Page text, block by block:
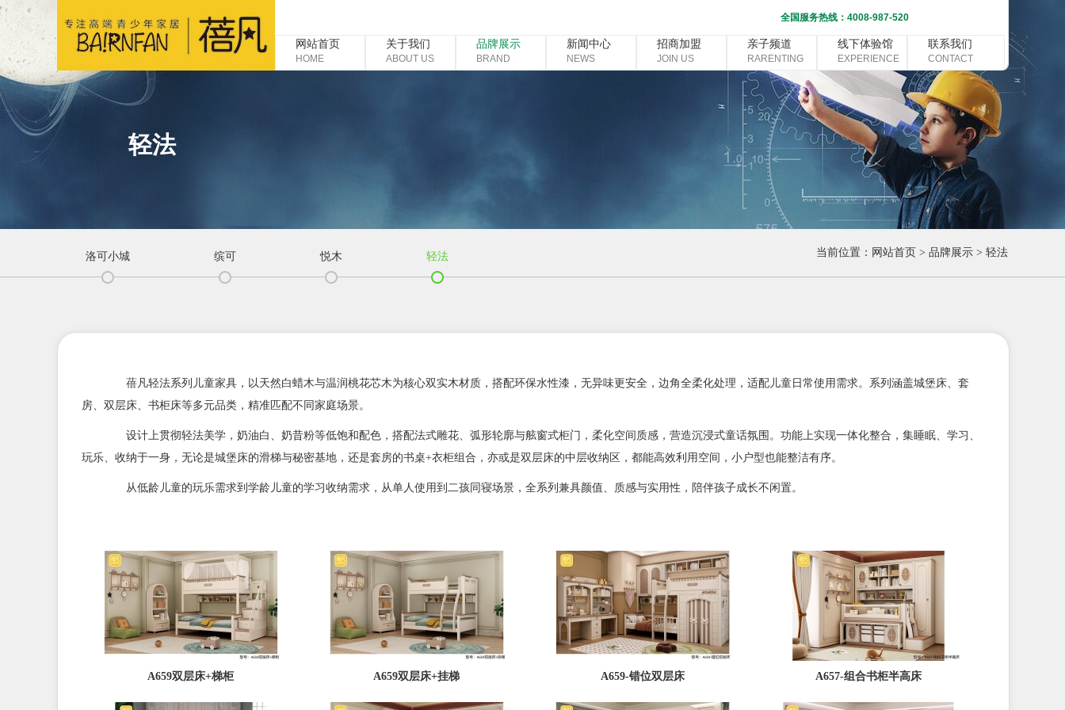
全国服务热线：4008-987-520
网站首页
HOME
关于我们
ABOUT US
品牌展示
BRAND
新闻中心
NEWS
招商加盟
JOIN US
亲子频道
RARENTING
线下体验馆
EXPERIENCE
联系我们
CONTACT
轻法
洛可小城 缤可 悦木 轻法 当前位置： 网站首页 > 品牌展示 > 轻法
蓓凡轻法系列儿童家具，以天然白蜡木与温润桃花芯木为核心双实木材质，搭配环保水性漆，无异味更安全，边角全柔化处理，适配儿童日常使用需求。系列涵盖城堡床、套
房、双层床、书柜床等多元品类，精准匹配不同家庭场景。
设计上贯彻轻法美学，奶油白、奶昔粉等低饱和配色，搭配法式雕花、弧形轮廓与舷窗式柜门，柔化空间质感，营造沉浸式童话氛围。功能上实现一体化整合，集睡眠、学习、
玩乐、收纳于一身，无论是城堡床的滑梯与秘密基地，还是套房的书桌+衣柜组合，亦或是双层床的中层收纳区，都能高效利用空间，小户型也能整洁有序。
从低龄儿童的玩乐需求到学龄儿童的学习收纳需求，从单人使用到二孩同寝场景，全系列兼具颜值、质感与实用性，陪伴孩子成长不闲置。
A659双层床+梯柜 A659双层床+挂梯 A659-错位双层床 A657-组合书柜半高床